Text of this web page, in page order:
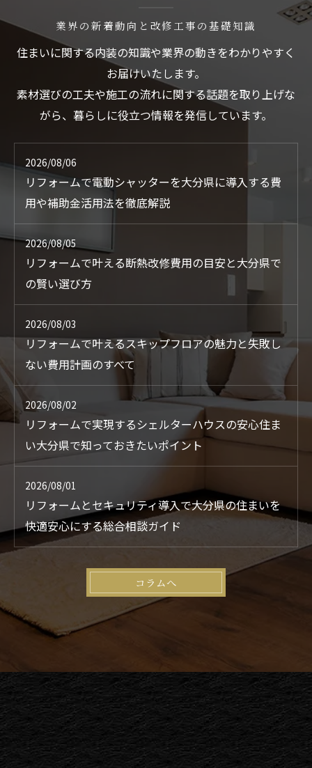
業界の新着動向と改修工事の基礎知識
住まいに関する内装の知識や業界の動きをわかりやすく
お届けいたします。
素材選びの工夫や施工の流れに関する話題を取り上げな
がら、暮らしに役立つ情報を発信しています。
2026/08/06
リフォームで電動シャッターを大分県に導入する費
用や補助金活用法を徹底解説
2026/08/05
リフォームで叶える断熱改修費用の目安と大分県で
の賢い選び方
2026/08/03
リフォームで叶えるスキップフロアの魅力と失敗し
ない費用計画のすべて
2026/08/02
リフォームで実現するシェルターハウスの安心住ま
い大分県で知っておきたいポイント
2026/08/01
リフォームとセキュリティ導入で大分県の住まいを
快適安心にする総合相談ガイド
コラムへ